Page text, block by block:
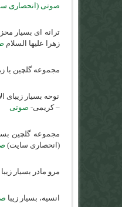
صوتی (انحصاری
ترانه ای بسیار
زهرا علیها السلام
مجموعه گلچین یا
نوحه بسیار زیبای
– کریمی- صوتی
مجموعه گلچین
(انحصاری سایت)
مرو مادر بسیار زیبا
انسیه، بسیار زیبا